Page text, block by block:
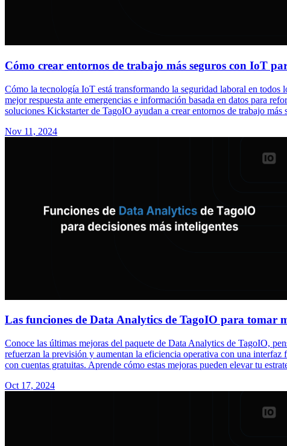
Cómo crear entornos de trabajo más seguros con IoT
Cómo la tecnología IoT está transformando la seguridad laboral en
mejor respuesta ante emergencias e información basada en datos para
soluciones Kickstarter de TagoIO ayudan a crear entornos de trabajo más
Nov 11, 2024
Las funciones de Data Analytics de TagoIO para tomar
Conoce las últimas mejoras del paquete de Data Analytics de TagoIO,
refuerzan la previsión y aumentan la eficiencia operativa con una
con cuentas gratuitas. Aprende cómo estas mejoras pueden elevar tu
Oct 17, 2024